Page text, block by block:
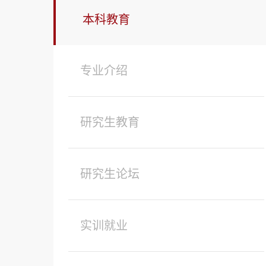
本科教育
专业介绍
研究生教育
研究生论坛
实训就业